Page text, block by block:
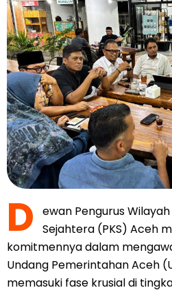
D
ewan Pengurus
Sejahtera (PKS) Aceh
komitmennya dalam
Undang Pemerintahan Aceh
memasuki fase krusial di